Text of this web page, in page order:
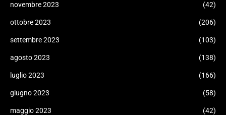
novembre 2023 (42)
ottobre 2023 (206)
settembre 2023 (103)
agosto 2023 (138)
luglio 2023 (166)
giugno 2023 (58)
maggio 2023 (42)